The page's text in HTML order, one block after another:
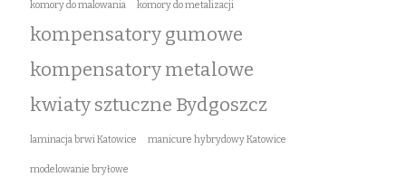
komory do malowania komory do metalizacji
kompensatory gumowe
kompensatory metalowe
kwiaty sztuczne Bydgoszcz
laminacja brwi Katowice manicure hybrydowy Katowice
modelowanie bryłowe